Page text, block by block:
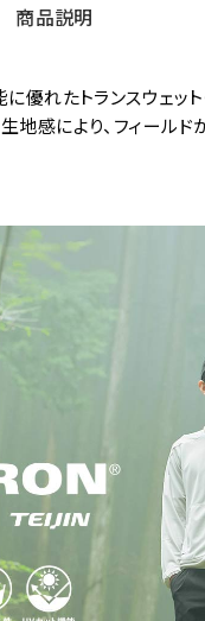
商品説明
優れたトランスウェッ
地感により、フィール